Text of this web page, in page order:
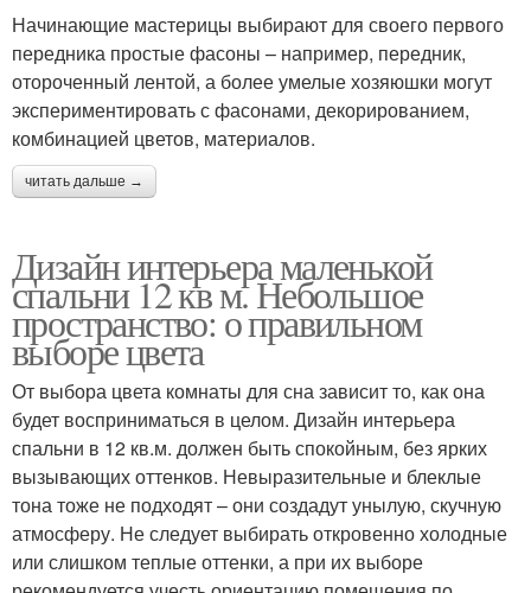
Начинающие мастерицы выбирают для своего первого
передника простые фасоны – например, передник,
отороченный лентой, а более умелые хозяюшки могут
экспериментировать с фасонами, декорированием,
комбинацией цветов, материалов.
читать дальше →
Дизайн интерьера маленькой
спальни 12 кв м. Небольшое
пространство: о правильном
выборе цвета
От выбора цвета комнаты для сна зависит то, как она
будет восприниматься в целом. Дизайн интерьера
спальни в 12 кв.м. должен быть спокойным, без ярких
вызывающих оттенков. Невыразительные и блеклые
тона тоже не подходят – они создадут унылую, скучную
атмосферу. Не следует выбирать откровенно холодные
или слишком теплые оттенки, а при их выборе